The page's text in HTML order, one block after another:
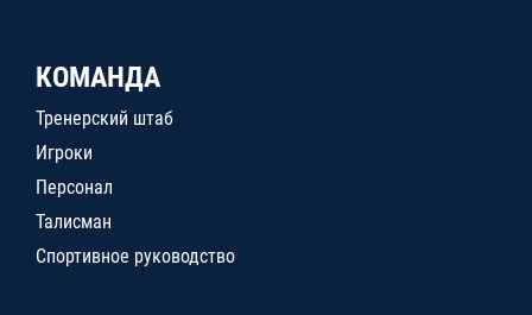
КОМАНДА
Тренерский штаб
Игроки
Персонал
Талисман
Спортивное руководство